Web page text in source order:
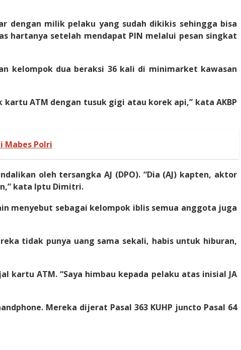
dengan milik pelaku yang sudah dikikis sehingga bisa
hartanya setelah mendapat PIN melalui pesan singkat
kelompok dua beraksi 36 kali di minimarket kawasan
ATM dengan tusuk gigi atau korek api,” kata AKBP
Mabes Polri
oleh tersangka AJ (DPO). “Dia (AJ) kapten, aktor
kata Iptu Dimitri.
menyebut sebagai kelompok iblis semua anggota juga
tidak punya uang sama sekali, habis untuk hiburan,
ATM. “Saya himbau kepada pelaku atas inisial JA
Mereka dijerat Pasal 363 KUHP juncto Pasal 64